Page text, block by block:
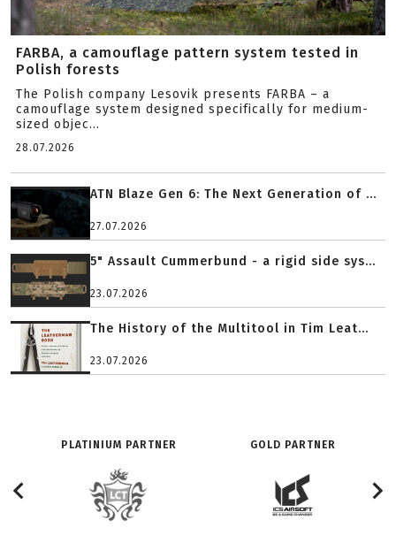
FARBA, a camouflage pattern system tested in
Polish forests
The Polish company Lesovik presents FARBA – a
camouflage system designed specifically for medium-
sized objec...
28.07.2026
ATN Blaze Gen 6: The Next Generation of ...
27.07.2026
5" Assault Cummerbund - a rigid side sys...
23.07.2026
The History of the Multitool in Tim Leat...
23.07.2026
PLATINIUM PARTNER GOLD PARTNER